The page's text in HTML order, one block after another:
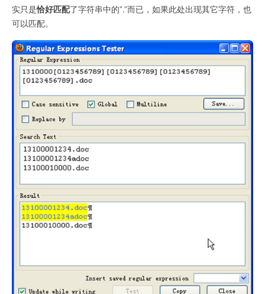
实只是恰好匹配了字符串中的”.”而已，如果此处出现其它字符，也
可以匹配。